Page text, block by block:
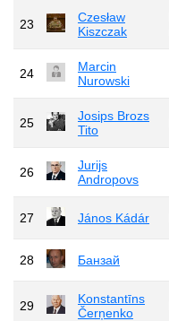
23
Czesław
Kiszczak
24
Marcin
Nurowski
25
Josips Brozs
Tito
26
Jurijs
Andropovs
27 János Kádár
28 Банзай
29
Konstantīns
Čerņenko